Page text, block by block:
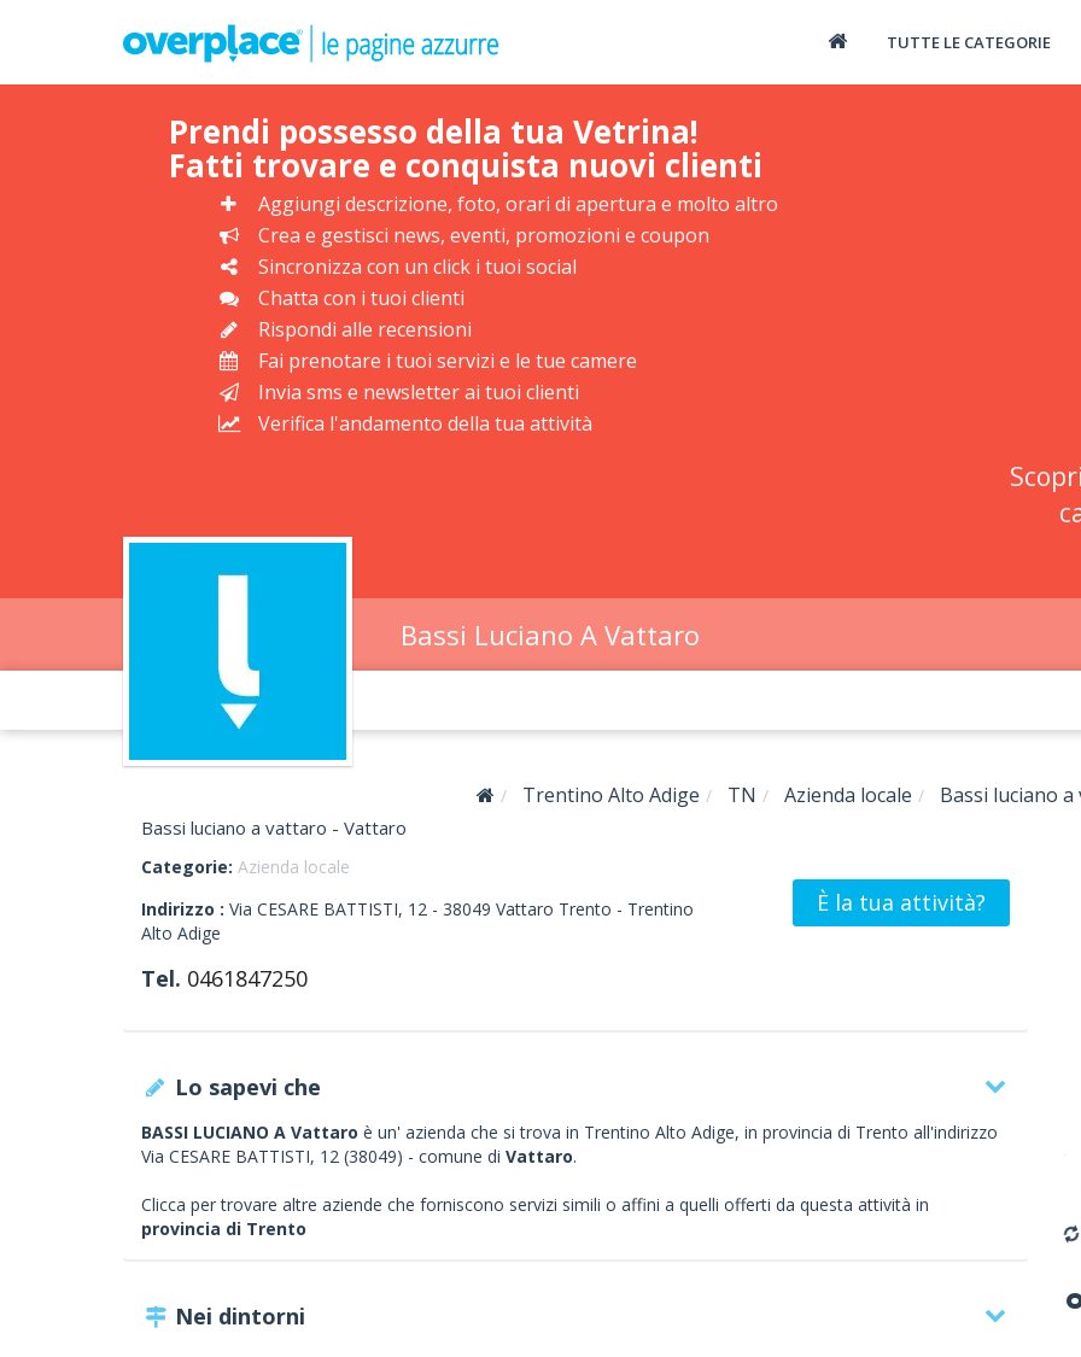
TUTTE LE CATEGORIE
Prendi possesso della tua Vetrina!
Fatti trovare e conquista nuovi clienti
Aggiungi descrizione, foto, orari di apertura e molto altro
Crea e gestisci news, eventi, promozioni e coupon
Sincronizza con un click i tuoi social
Chatta con i tuoi clienti
Rispondi alle recensioni
Fai prenotare i tuoi servizi e le tue camere
Invia sms e newsletter ai tuoi clienti
Verifica l'andamento della tua attività
Scopri
Bassi Luciano A Vattaro
Trentino Alto Adige TN Azienda locale Bassi luciano
Bassi luciano a vattaro - Vattaro
Categorie: Azienda locale
Indirizzo : Via CESARE BATTISTI, 12 - 38049 Vattaro Trento - Trentino
Alto Adige
Tel. 0461847250
È la tua attività?
Lo sapevi che
BASSI LUCIANO A Vattaro è un' azienda che si trova in Trentino Alto Adige, in provincia di Trento all'indirizzo
Via CESARE BATTISTI, 12 (38049) - comune di Vattaro.
Clicca per trovare altre aziende che forniscono servizi simili o affini a quelli offerti da questa attività in
provincia di Trento
Nei dintorni